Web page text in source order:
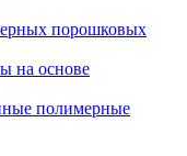
порошковых
на основе
полимерные